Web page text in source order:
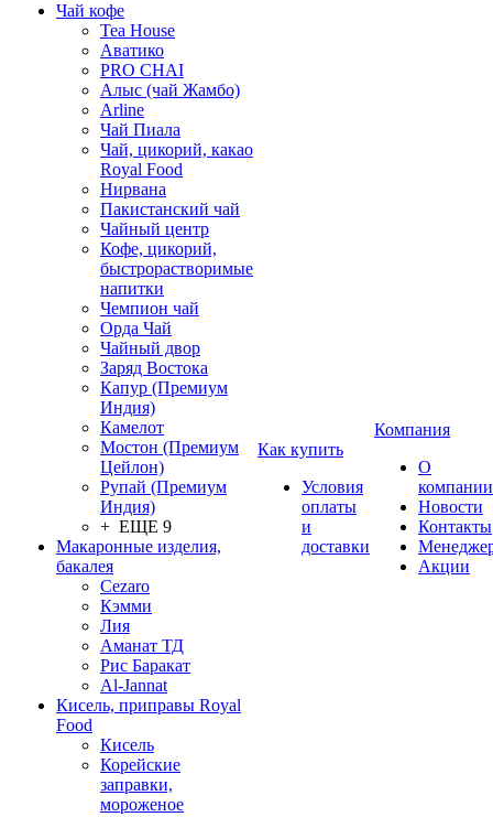
Чай кофе
Tea House
Аватико
PRO CHAI
Алыс (чай Жамбо)
Arline
Чай Пиала
Чай, цикорий, какао
Royal Food
Нирвана
Пакистанский чай
Чайный центр
Кофе, цикорий,
быстрорастворимые
напитки
Чемпион чай
Орда Чай
Чайный двор
Заряд Востока
Капур (Премиум
Индия)
Камелот
Мостон (Премиум
Цейлон)
Рупай (Премиум
Индия)
+ ЕЩЕ 9
Макаронные изделия,
бакалея
Cezaro
Кэмми
Лия
Аманат ТД
Рис Баракат
Al-Jannat
Кисель, приправы Royal
Food
Кисель
Корейские
заправки,
мороженое
Как купить
Условия
оплаты
и
доставки
Компания
О
компании
Новости
Контакты
Акции